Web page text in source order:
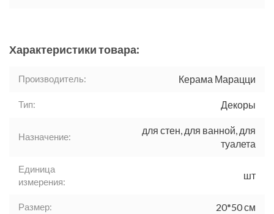
Характеристики товара:
Производитель: Керама Марацци
Тип: Декоры
Назначение:
для стен, для ванной, для
туалета
Единица
измерения:
шт
Размер: 20*50 см